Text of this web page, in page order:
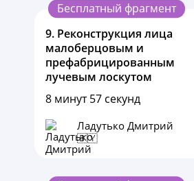
Бесплатный фрагмент
9. Реконструкция лица
малоберцовым и
префабрицированным
лучевым лоскутом
8 минут 57 секунд
Ладутько Дмитрий
🇧🇾